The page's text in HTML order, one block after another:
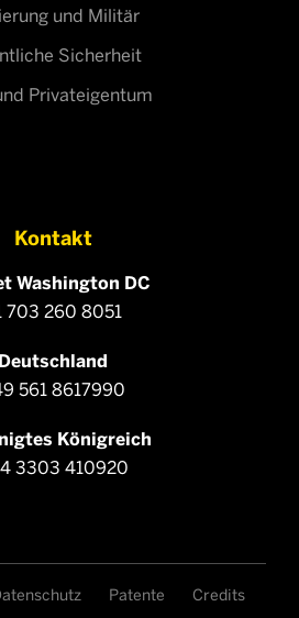
und Militär
Sicherheit
Privateigentum
Kontakt
Washington DC
703 260 8051
Deutschland
561 8617990
Königreich
3303 410920
Patente Credits